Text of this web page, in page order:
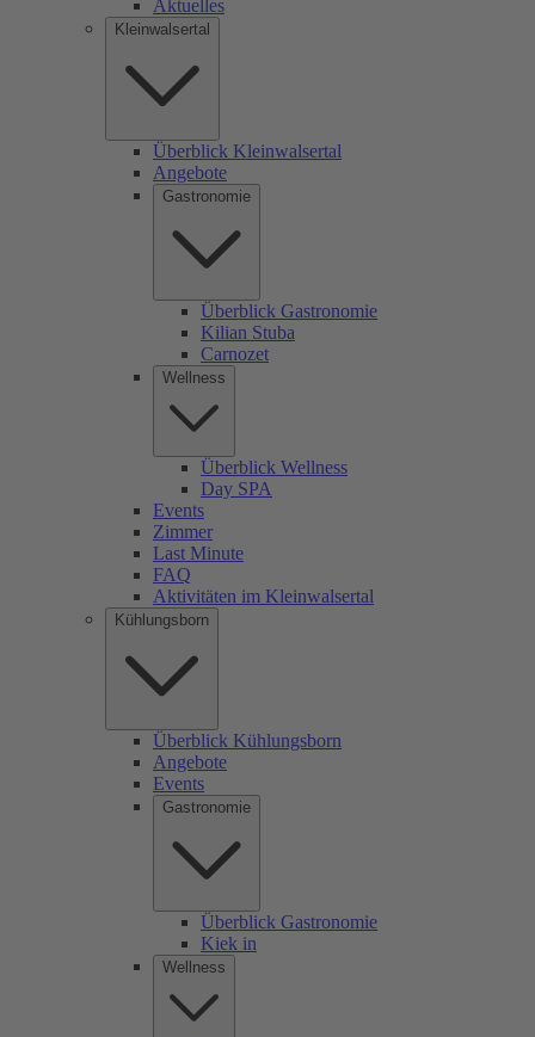
Aktuelles
Kleinwalsertal
Überblick Kleinwalsertal
Angebote
Gastronomie
Überblick Gastronomie
Kilian Stuba
Carnozet
Wellness
Überblick Wellness
Day SPA
Events
Zimmer
Last Minute
FAQ
Aktivitäten im Kleinwalsertal
Kühlungsborn
Überblick Kühlungsborn
Angebote
Events
Gastronomie
Überblick Gastronomie
Kiek in
Wellness